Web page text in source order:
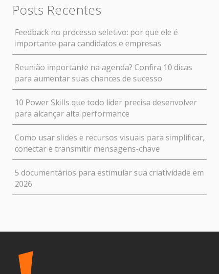
Posts Recentes
Feedback no processo seletivo: por que ele é
importante para candidatos e empresas
Reunião importante na agenda? Confira 10 dicas
para aumentar suas chances de sucesso
10 Power Skills que todo líder precisa desenvolver
para alcançar alta performance
Como usar slides e recursos visuais para simplificar,
conectar e transmitir mensagens-chave
5 documentários para estimular sua criatividade em
2026